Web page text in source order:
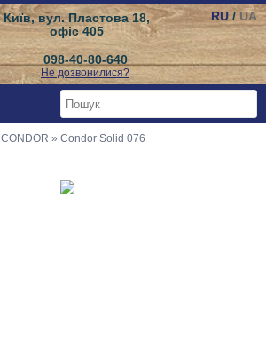
RU / UA
Київ, вул. Пластова 18,
офіс 405
098-40-80-640
Не дозвонилися?
CONDOR » Condor Solid 076